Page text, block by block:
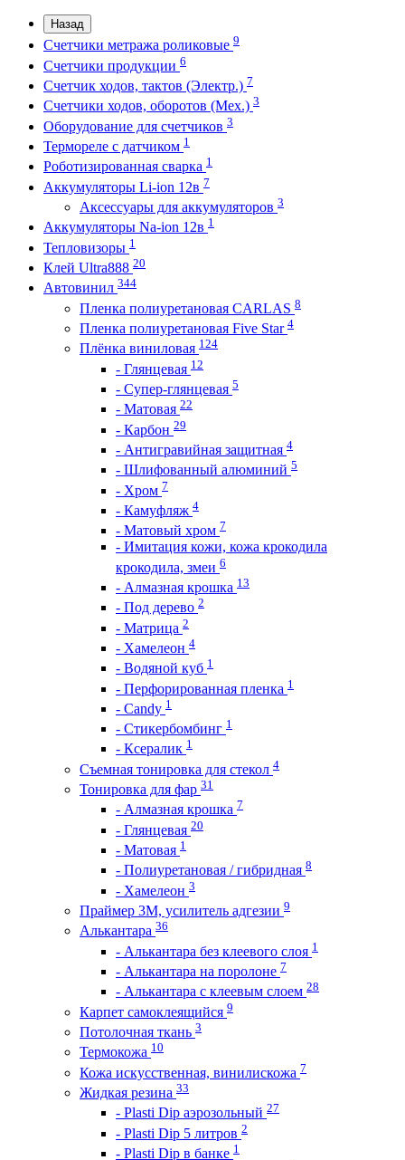
Назад
Счетчики метража роликовые 9
Счетчики продукции 6
Счетчик ходов, тактов (Электр.) 7
Счетчики ходов, оборотов (Мех.) 3
Оборудование для счетчиков 3
Термореле с датчиком 1
Роботизированная сварка 1
Аккумуляторы Li-ion 12в 7
Аксессуары для аккумуляторов 3
Аккумуляторы Na-ion 12в 1
Тепловизоры 1
Клей Ultra888 20
Автовинил 344
Пленка полиуретановая CARLAS 8
Пленка полиуретановая Five Star 4
Плёнка виниловая 124
- Глянцевая 12
- Супер-глянцевая 5
- Матовая 22
- Карбон 29
- Антигравийная защитная 4
- Шлифованный алюминий 5
- Хром 7
- Камуфляж 4
- Матовый хром 7
- Имитация кожи, кожа крокодила
крокодила, змеи 6
- Алмазная крошка 13
- Под дерево 2
- Матрица 2
- Хамелеон 4
- Водяной куб 1
- Перфорированная пленка 1
- Candy 1
- Стикербомбинг 1
- Ксералик 1
Съемная тонировка для стекол 4
Тонировка для фар 31
- Алмазная крошка 7
- Глянцевая 20
- Матовая 1
- Полиуретановая / гибридная 8
- Хамелеон 3
Праймер 3М, усилитель адгезии 9
Алькантара 36
- Алькантара без клеевого слоя 1
- Алькантара на поролоне 7
- Алькантара с клеевым слоем 28
Карпет самоклеящийся 9
Потолочная ткань 3
Термокожа 10
Кожа искусственная, винилискожа 7
Жидкая резина 33
- Plasti Dip аэрозольный 27
- Plasti Dip 5 литров 2
- Plasti Dip в банке 1